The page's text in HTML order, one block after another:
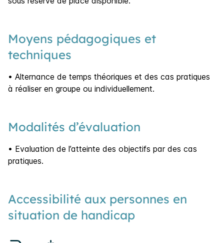
Moyens pédagogiques et
techniques
• Alternance de temps théoriques et des cas pratiques
à réaliser en groupe ou individuellement.
Modalités d’évaluation
• Evaluation de l’atteinte des objectifs par des cas
pratiques.
Accessibilité aux personnes en
situation de handicap